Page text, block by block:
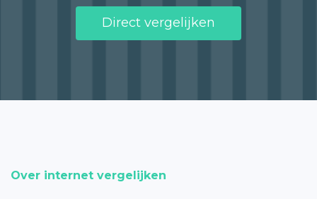
Direct vergelijken
Over internet vergelijken